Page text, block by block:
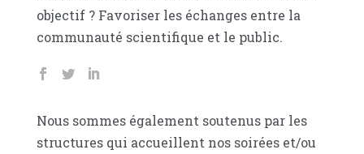
objectif ? Favoriser les échanges entre la
communauté scientifique et le public.
Nous sommes également soutenus par les
structures qui accueillent nos soirées et/ou